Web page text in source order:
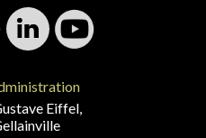
Eiffel,